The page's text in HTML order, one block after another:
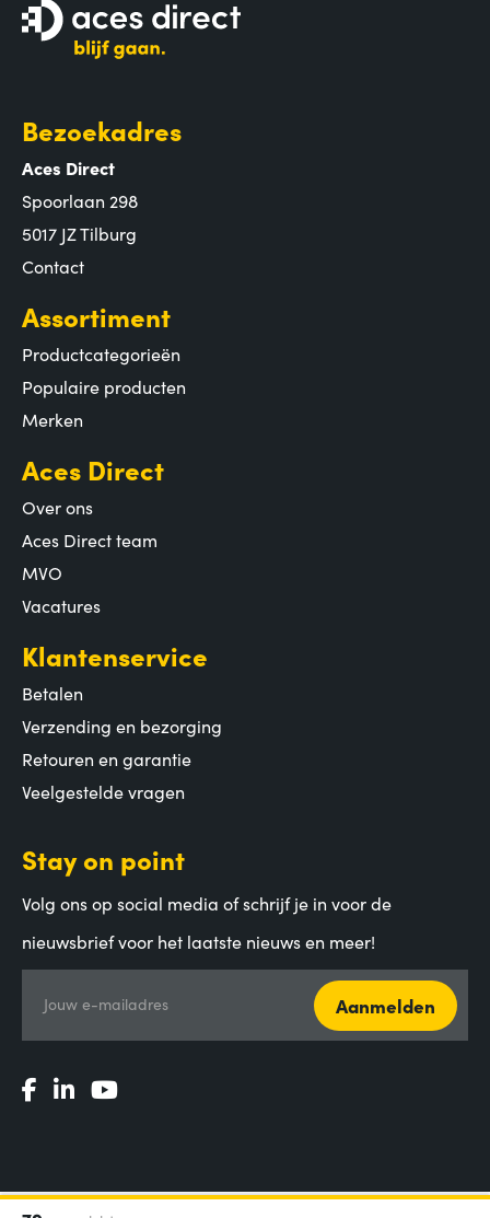
Bezoekadres
Aces Direct
Spoorlaan 298
5017 JZ Tilburg
Contact
Assortiment
Productcategorieën
Populaire producten
Merken
Aces Direct
Over ons
Aces Direct team
MVO
Vacatures
Klantenservice
Betalen
Verzending en bezorging
Retouren en garantie
Veelgestelde vragen
Stay on point
Volg ons op social media of schrijf je in voor de
nieuwsbrief voor het laatste nieuws en meer!
Jouw e-mailadres Aanmelden